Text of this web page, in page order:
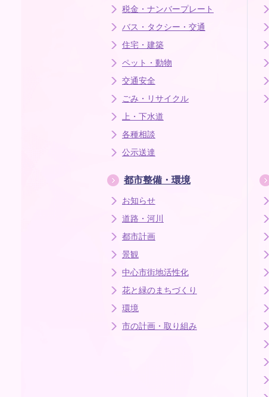
税金・ナンバープレート
バス・タクシー・交通
住宅・建築
ペット・動物
交通安全
ごみ・リサイクル
上・下水道
各種相談
公示送達
都市整備・環境
お知らせ
道路・河川
都市計画
景観
中心市街地活性化
花と緑のまちづくり
環境
市の計画・取り組み